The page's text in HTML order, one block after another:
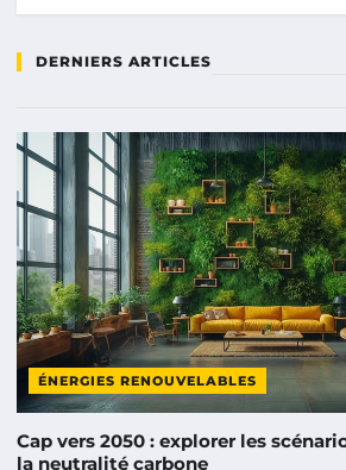
DERNIERS ARTICLES
ÉNERGIES RENOUVELABLES
Cap vers 2050 : explorer les
la neutralité carbone